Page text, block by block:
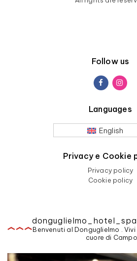
Follow us
Languages
English
Privacy e Cookie
Privacy policy
Cookie policy
donguglielmo_hotel_spa
Benvenuti al Donguglielmo .
cuore di